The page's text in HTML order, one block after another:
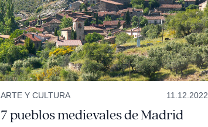
ARTE Y CULTURA 11.12.2022
7 pueblos medievales de Madrid